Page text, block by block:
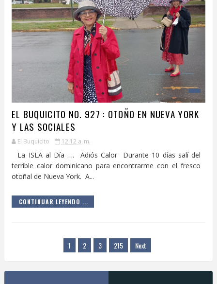
EL BUQUICITO NO. 927 : OTOÑO EN NUEVA YORK
Y LAS SOCIALES
El Buquìcito 12:12 a. m.
La ISLA al Día …. Adiós Calor Durante 10 días salí del
terrible calor dominicano para encontrarme con el fresco
otoñal de Nueva York. A...
CONTINUAR LEYENDO ...
1 2 3 215 Next